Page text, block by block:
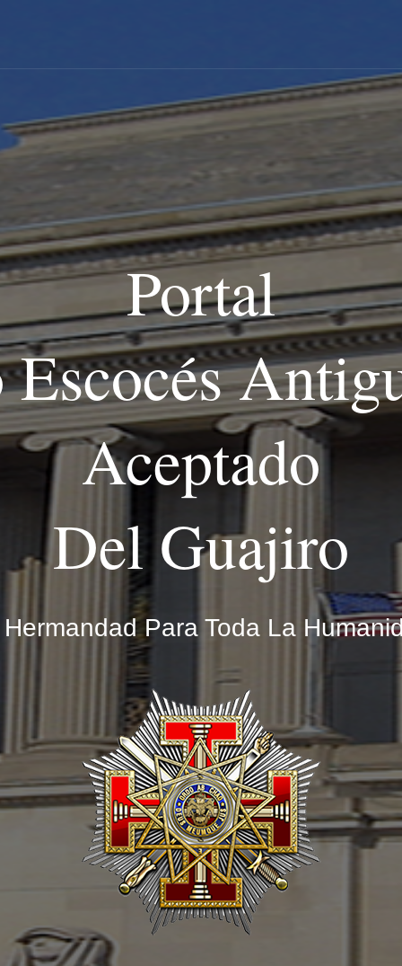
Portal
Aceptado
Del Guajiro
Para Toda La